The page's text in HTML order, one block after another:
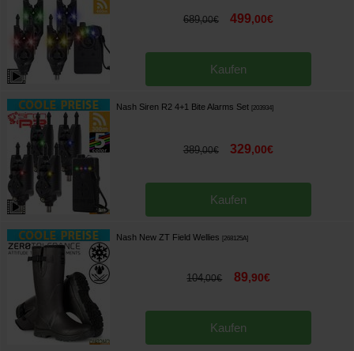
689,00€ 499,00€
Kaufen
Nash Siren R2 4+1 Bite Alarms Set 203934]
389,00€ 329,00€
Kaufen
Nash New ZT Field Wellies 268125A]
104,00€ 89,90€
Kaufen